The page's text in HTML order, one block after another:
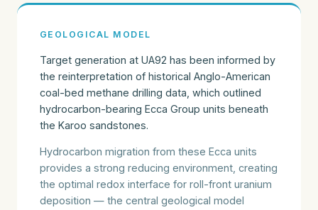
GEOLOGICAL MODEL
Target generation at UA92 has been informed by
the reinterpretation of historical Anglo-American
coal-bed methane drilling data, which outlined
hydrocarbon-bearing Ecca Group units beneath
the Karoo sandstones.
Hydrocarbon migration from these Ecca units
provides a strong reducing environment, creating
the optimal redox interface for roll-front uranium
deposition — the central geological model